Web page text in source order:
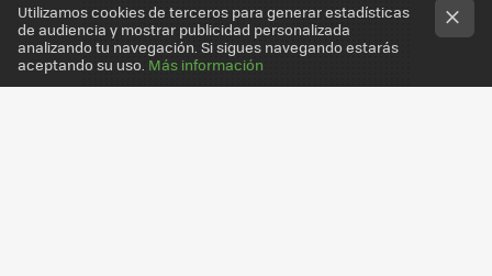
Utilizamos cookies de terceros para generar estadísticas
de audiencia y mostrar publicidad personalizada
analizando tu navegación. Si sigues navegando estarás
aceptando su uso. Más información